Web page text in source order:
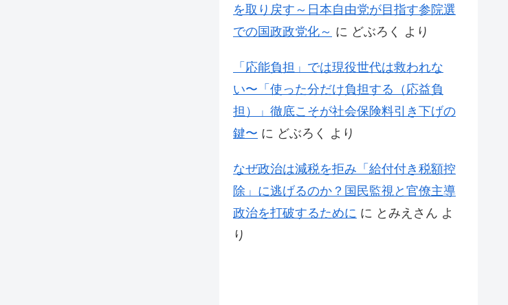
を取り戻す～日本自由党が目指す参院選
での国政政党化～ に どぶろく より
「応能負担」では現役世代は救われな
い〜「使った分だけ負担する（応益負
担）」徹底こそが社会保険料引き下げの
鍵〜 に どぶろく より
なぜ政治は減税を拒み「給付付き税額控
除」に逃げるのか？国民監視と官僚主導
政治を打破するために に とみえさん よ
り